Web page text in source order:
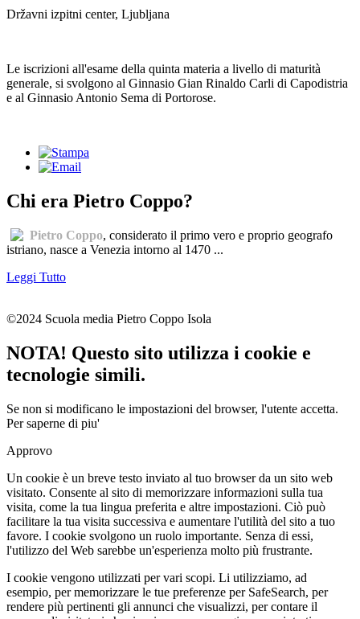
Državni izpitni center, Ljubljana
Le iscrizioni all'esame della quinta materia a livello di maturità
generale, si svolgono al Ginnasio Gian Rinaldo Carli di Capodistria
e al Ginnasio Antonio Sema di Portorose.
Chi era Pietro Coppo?
Pietro Coppo, considerato il primo vero e proprio geografo
istriano, nasce a Venezia intorno al 1470 ...
Leggi Tutto
©2024 Scuola media Pietro Coppo Isola
NOTA! Questo sito utilizza i cookie e
tecnologie simili.
Se non si modificano le impostazioni del browser, l'utente accetta.
Per saperne di piu'
Approvo
Un cookie è un breve testo inviato al tuo browser da un sito web
visitato. Consente al sito di memorizzare informazioni sulla tua
visita, come la tua lingua preferita e altre impostazioni. Ciò può
facilitare la tua visita successiva e aumentare l'utilità del sito a tuo
favore. I cookie svolgono un ruolo importante. Senza di essi,
l'utilizzo del Web sarebbe un'esperienza molto più frustrante.
I cookie vengono utilizzati per vari scopi. Li utilizziamo, ad
esempio, per memorizzare le tue preferenze per SafeSearch, per
rendere più pertinenti gli annunci che visualizzi, per contare il